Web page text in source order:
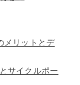
メリットとデ
サイクルポー